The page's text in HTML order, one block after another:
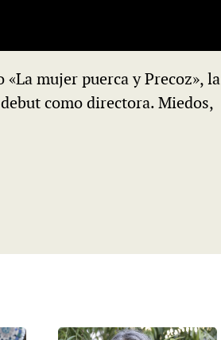
mujer puerca y Precoz», la
como directora. Miedos,